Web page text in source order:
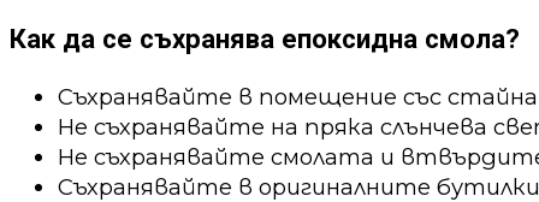
Как да се съхранява епоксидна смола?
Съхранявайте в помещение със
Не съхранявайте на пряка слънчева
Не съхранявайте смолата и
Съхранявайте в оригиналните